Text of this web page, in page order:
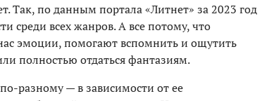
Так, по данным портала «Литнет» за 2023 год
среди всех жанров. А все потому, что
эмоции, помогают вспомнить и ощутить
полностью отдаться фантазиям.
разному — в зависимости от ее